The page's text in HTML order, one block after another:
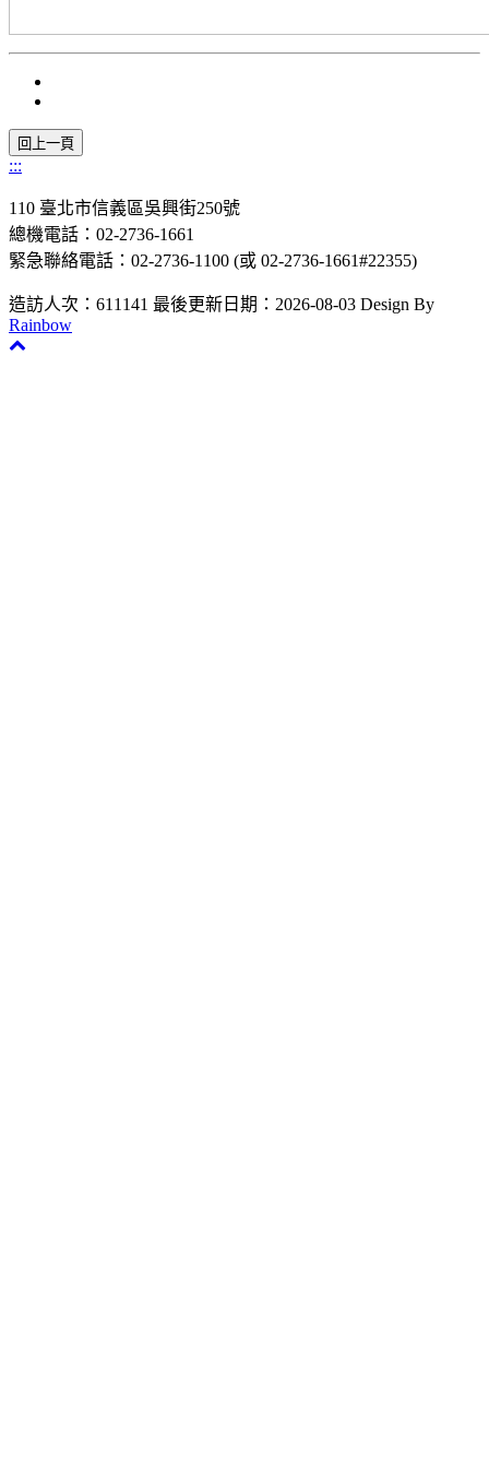
:::
110 臺北市信義區吳興街250號
總機電話：02-2736-1661
緊急聯絡電話：02-2736-1100 (或 02-2736-1661#22355)
造訪人次：611141 最後更新日期：2026-08-03 Design By
Rainbow